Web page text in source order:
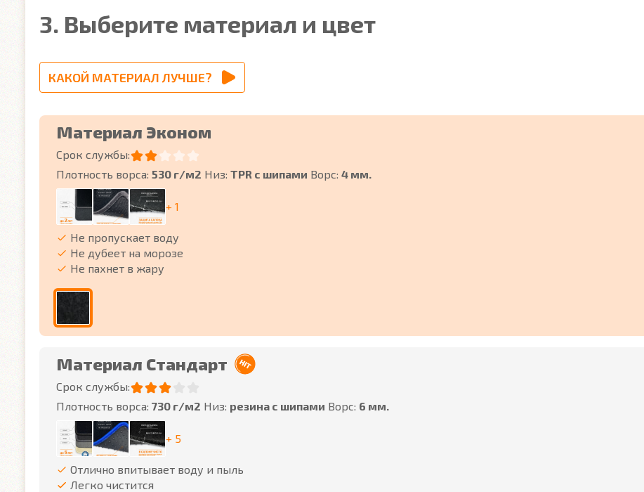
3. Выберите материал и цвет
КАКОЙ МАТЕРИАЛ ЛУЧШЕ?
Материал Эконом
Срок службы:
Плотность ворса: 530 г/м2 Низ: TPR с шипами Ворс: 4 мм.
+ 1
Не пропускает воду
Не дубеет на морозе
Не пахнет в жару
Материал Стандарт
Срок службы:
Плотность ворса: 730 г/м2 Низ: резина с шипами Ворс: 6 мм.
+ 5
Отлично впитывает воду и пыль
Легко чистится